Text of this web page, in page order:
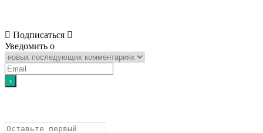
Подписаться
Уведомить о